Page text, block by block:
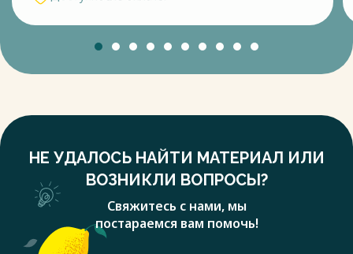
НЕ УДАЛОСЬ НАЙТИ МАТЕРИАЛ ИЛИ
ВОЗНИКЛИ ВОПРОСЫ?
Свяжитесь с нами, мы
постараемся вам помочь!